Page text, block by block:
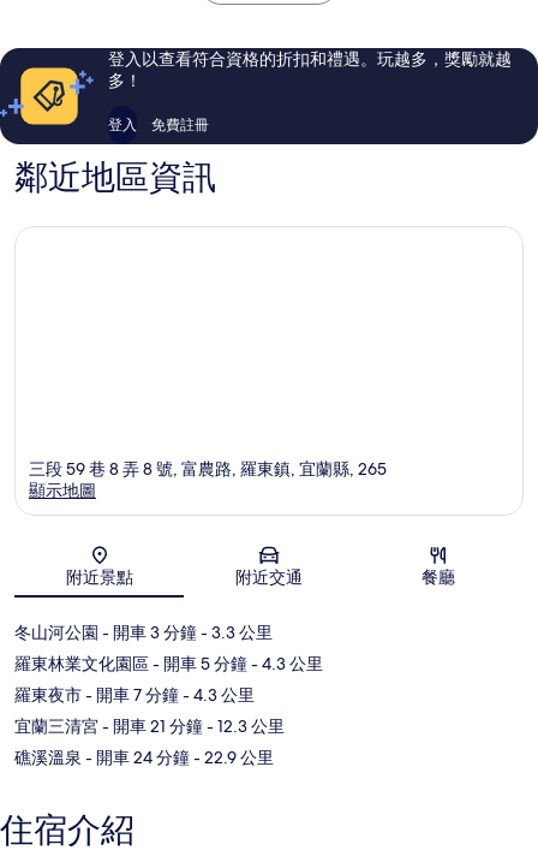
評
論
評
論
登入以查看符合資格的折扣和禮遇。玩越多，獎勵就越
多！
登入 免費註冊
鄰近地區資訊
地圖
三段 59 巷 8 弄 8 號, 富農路, 羅東鎮, 宜蘭縣, 265
顯示地圖
附近景點 附近交通 餐廳
冬山河公園 - 開車 3 分鐘- 3.3 公里
羅東林業文化園區- 開車 5 分鐘- 4.3 公里
羅東夜市- 開車 7 分鐘- 4.3 公里
宜蘭三清宮- 開車 21 分鐘- 12.3 公里
礁溪溫泉 - 開車 24 分鐘- 22.9 公里
住宿介紹